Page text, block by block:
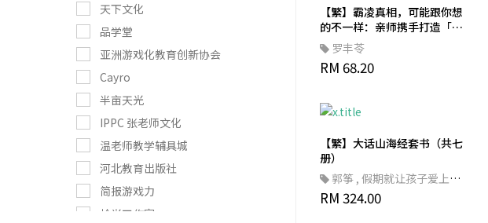
【繁】霸凌真相，可能跟你想
的不一样：亲师携手打造「零
霸凌校园」实战手册，让孩子
安心上學
罗丰苓
RM 68.20
【繁】大话山海经套书（共七
册）
郭筝 , 假期就让孩子爱上阅
读！【繁体书】
RM 324.00
天下文化
品学堂
亚洲游戏化教育创新协会
Cayro
半亩天光
IPPC 张老师文化
温老师教学辅具城
河北教育出版社
简报游戏力
拾光工作室